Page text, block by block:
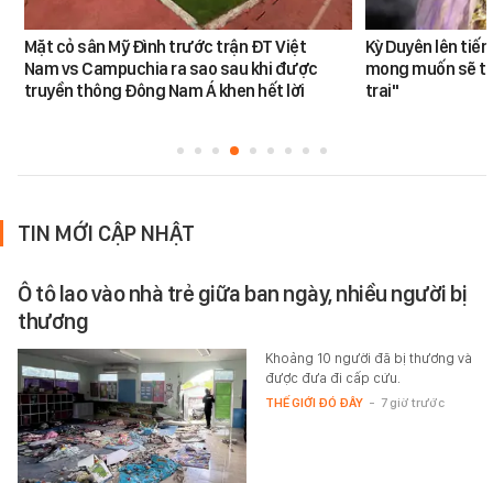
Mặt cỏ sân Mỹ Đình trước trận ĐT Việt
Nam vs Campuchia ra sao sau khi được
truyền thông Đông Nam Á khen hết lời
Kỳ Duyên lên
mong muốn sẽ
trai"
TIN MỚI CẬP NHẬT
Ô tô lao vào nhà trẻ giữa ban ngày, nhiều người bị
thương
Khoảng 10 người đã bị thương và
được đưa đi cấp cứu.
THẾ GIỚI ĐÓ ĐÂY - 7 giờ trước